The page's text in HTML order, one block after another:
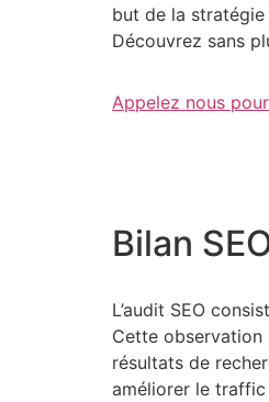
but de la stratégie
Découvrez sans
Appelez nous
Bilan
L’audit SEO
Cette observation
résultats de
améliorer le